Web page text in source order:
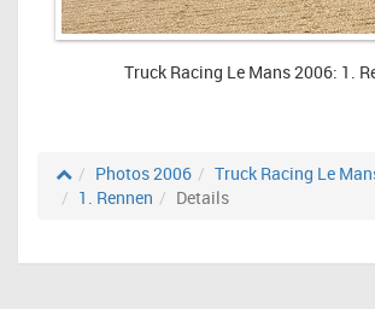
Truck Racing Le Mans 2006: 1.
Photos 2006
Truck Racing Le
1. Rennen
Details